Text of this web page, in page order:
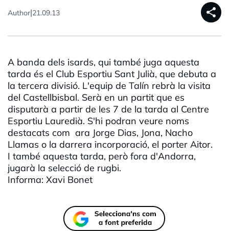
Author|21.09.13 share
A banda dels isards, qui també juga aquesta
tarda és el Club Esportiu Sant Julià, que debuta a
la tercera divisió. L'equip de Talín rebrà la visita
del Castellbisbal. Serà en un partit que es
disputarà a partir de les 7 de la tarda al Centre
Esportiu Lauredià. S'hi podran veure noms
destacats com ara Jorge Dias, Jona, Nacho
Llamas o la darrera incorporació, el porter Aitor.
I també aquesta tarda, però fora d'Andorra,
jugarà la selecció de rugbi.
Informa: Xavi Bonet